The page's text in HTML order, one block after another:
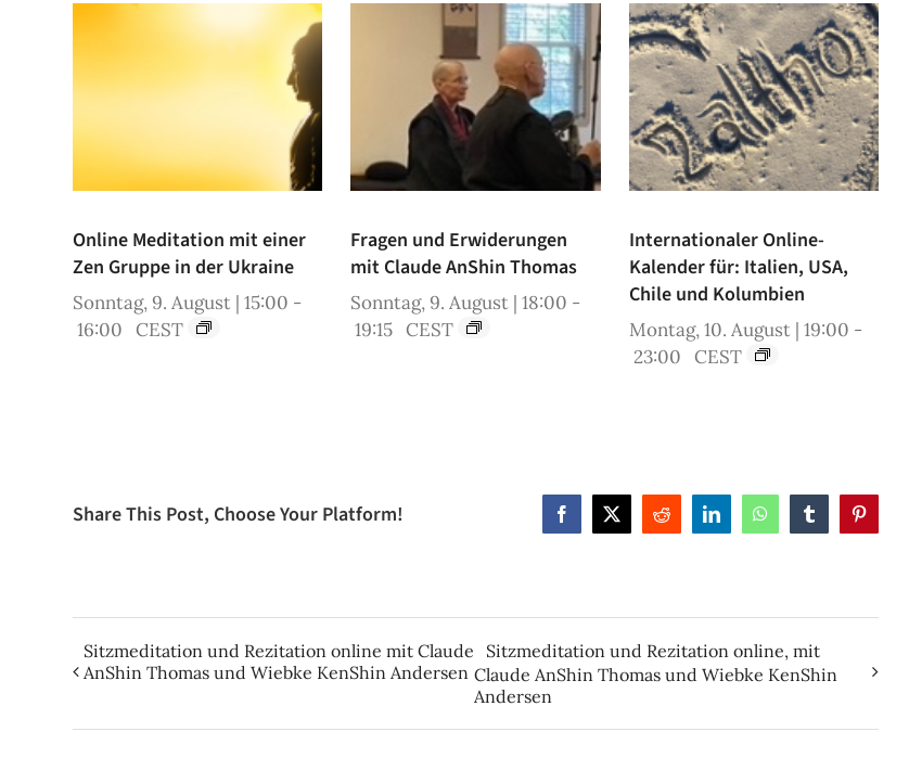
Online Meditation mit einer
Zen Gruppe in der Ukraine
Sonntag, 9. August | 15:00 -
16:00 CEST
Fragen und Erwiderungen
mit Claude AnShin Thomas
Sonntag, 9. August | 18:00 -
19:15 CEST
Internationaler Online-
Kalender für: Italien, USA,
Chile und Kolumbien
Montag, 10. August | 19:00 -
23:00 CEST
Share This Post, Choose Your Platform! Facebook
X Reddit LinkedInWhatsAppTumblrPinterest
Sitzmeditation und Rezitation online mit Claude
AnShin Thomas und Wiebke KenShin Andersen
Sitzmeditation und Rezitation online, mit
Claude AnShin Thomas und Wiebke KenShin
Andersen